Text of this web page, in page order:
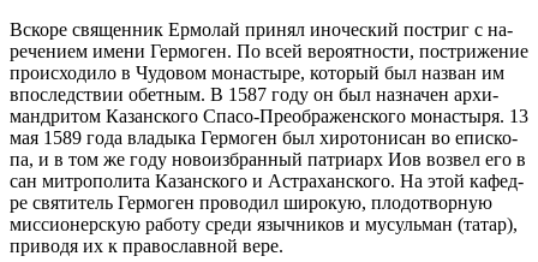
Вско­ре свя­щен­ник Ер­мо­лай при­нял ино­че­ский по­стриг с на­
ре­че­ни­ем име­ни Гер­мо­ген. По всей ве­ро­ят­но­сти, по­стри­же­ние
про­ис­хо­ди­ло в Чу­до­вом мо­на­сты­ре, ко­то­рый был на­зван им
впо­след­ствии обет­ным. В 1587 го­ду он был на­зна­чен ар­хи­
манд­ри­том Ка­зан­ско­го Спа­со-Пре­об­ра­жен­ско­го мо­на­сты­ря. 13
мая 1589 го­да вла­ды­ка Гер­мо­ген был хи­ро­то­ни­сан во епи­ско­
па, и в том же го­ду но­во­из­бран­ный пат­ри­арх Иов воз­вел его в
сан мит­ро­по­ли­та Ка­зан­ско­го и Аст­ра­хан­ско­го. На этой ка­фед­
ре свя­ти­тель Гер­мо­ген про­во­дил ши­ро­кую, пло­до­твор­ную
мис­си­о­нер­скую ра­бо­ту сре­ди языч­ни­ков и му­суль­ман (та­тар),
при­во­дя их к пра­во­слав­ной ве­ре.